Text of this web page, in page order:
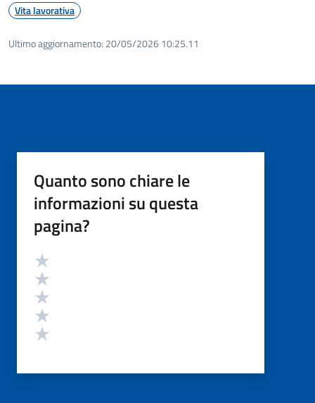
Vita lavorativa
Ultimo aggiornamento: 20/05/2026 10:25.11
Quanto sono chiare le
informazioni su questa
pagina?
Valutazione